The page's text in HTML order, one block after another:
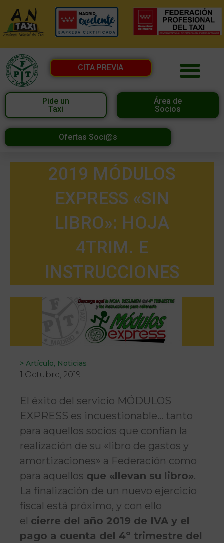
CITA PREVIA
Pide un
Taxi
Área de
Socios
Ofertas Soci@s
2019 MÓDULOS
EXPRESS «SIN
LIBRO»: HOJA
4TRIM. E
INSTRUCCIONES
> Artículo, Noticias
1 Octubre, 2019
El éxito del servicio MÓDULOS
EXPRESS es incuestionable… tanto
para aquellos socios que confian la
realización de su «libro de gastos y
amortizaciones» a Federación como
para aquellos que «llevan su libro».
La finalización de un nuevo ejercicio
fiscal está próximo, y con ello
el cierre del año 2019 de IVA y el
pago a cuenta del 4º trimestre del